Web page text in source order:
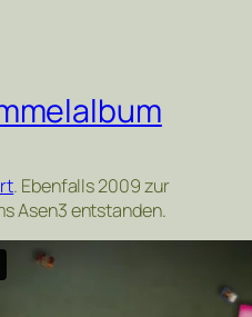
. Ebenfalls 2009 zur
Asen3 entstanden.